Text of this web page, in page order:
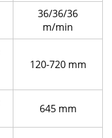
36/36/36
m/min
120-720 mm
645 mm